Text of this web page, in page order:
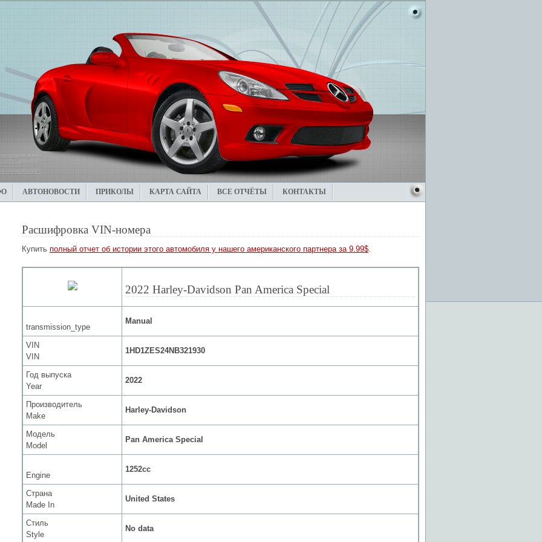
АВТОНОВОСТИ ПРИКОЛЫ КАРТА САЙТА ВСЕ ОТЧЁТЫ КОНТАКТЫ
Расшифровка VIN-номера
Купить полный отчет об истории этого автомобиля у нашего американского партнера за 9.99$.
2022 Harley-Davidson Pan America Special
transmission_type
Manual
VIN
VIN
1HD1ZES24NB321930
Год выпуска
Year
2022
Производитель
Make
Harley-Davidson
Модель
Model
Pan America Special
Engine
1252cc
Страна
Made In
United States
Стиль
Style
No data